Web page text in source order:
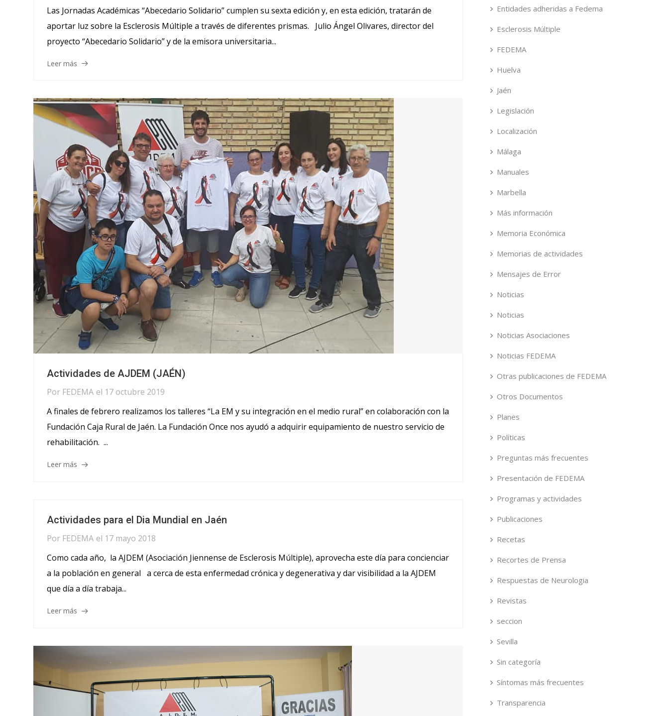
Las Jornadas Académicas “Abecedario Solidario” cumplen su sexta edición y, en esta edición, tratarán de
aportar luz sobre la Esclerosis Múltiple a través de diferentes prismas. Julio Ángel Olivares, director del
proyecto “Abecedario Solidario” y de la emisora universitaria...
Leer más
Actividades de AJDEM (JAÉN)
Por FEDEMA el 17 octubre 2019
A finales de febrero realizamos los talleres “La EM y su integración en el medio rural” en colaboración con la
Fundación Caja Rural de Jaén. La Fundación Once nos ayudó a adquirir equipamiento de nuestro servicio de
rehabilitación. ...
Leer más
Actividades para el Dia Mundial en Jaén
Por FEDEMA el 17 mayo 2018
Como cada año, la AJDEM (Asociación Jiennense de Esclerosis Múltiple), aprovecha este día para concienciar
a la población en general a cerca de esta enfermedad crónica y degenerativa y dar visibilidad a la AJDEM
que día a día trabaja...
Leer más
Entidades adheridas a Fedema
Esclerosis Múltiple
FEDEMA
Huelva
Jaén
Legislación
Localización
Málaga
Manuales
Marbella
Más información
Memoria Económica
Memorias de actividades
Mensajes de Error
Noticias
Noticias
Noticias Asociaciones
Noticias FEDEMA
Otras publicaciones de FEDEMA
Otros Documentos
Planes
Políticas
Preguntas más frecuentes
Presentación de FEDEMA
Programas y actividades
Publicaciones
Recetas
Recortes de Prensa
Respuestas de Neurologia
Revistas
seccion
Sevilla
Sin categoría
Síntomas más frecuentes
Transparencia